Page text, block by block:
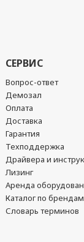
СЕРВИС
Вопрос-ответ
Демозал
Оплата
Доставка
Гарантия
Техподдержка
Драйвера и
Лизинг
Аренда
Каталог по брендам
Словарь терминов